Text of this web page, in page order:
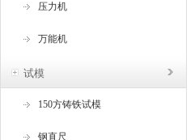
压力机
万能机
试模
150方铸铁试模
钢直尺